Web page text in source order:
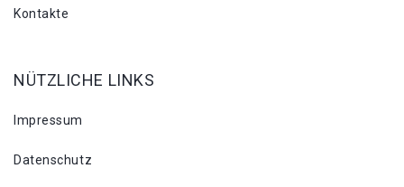
Kontakte
NÜTZLICHE LINKS
Impressum
Datenschutz